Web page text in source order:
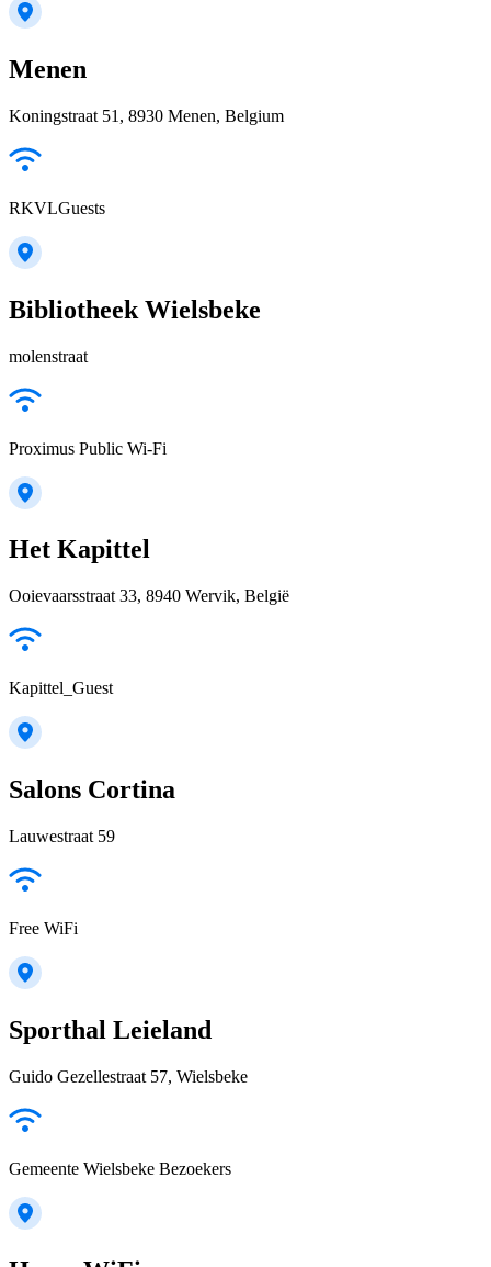
Menen
Koningstraat 51, 8930 Menen, Belgium
RKVLGuests
Bibliotheek Wielsbeke
molenstraat
Proximus Public Wi-Fi
Het Kapittel
Ooievaarsstraat 33, 8940 Wervik, België
Kapittel_Guest
Salons Cortina
Lauwestraat 59
Free WiFi
Sporthal Leieland
Guido Gezellestraat 57, Wielsbeke
Gemeente Wielsbeke Bezoekers